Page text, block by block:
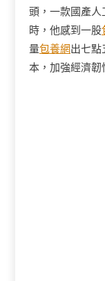
頭，一款國產人
時，他感到一股
量包養網出七點
本，加強經濟韌